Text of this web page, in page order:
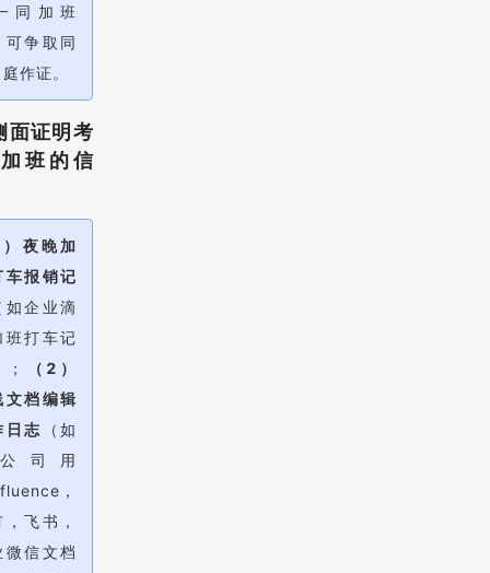
同加班
可争取同
作证。
面证明考
班的信
夜晚加
车报销记
如企业滴
班打车记
（2）
文档编辑
日志
（如
司用
，
飞书，
微信文档